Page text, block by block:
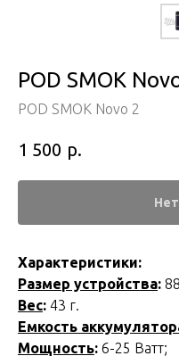
POD SMOK
POD SMOK Novo 2
1 500 р.
Характеристики:
Размер устройства:
Веc: 43 г.
Емкость
Мощность: 6-25 Ватт;